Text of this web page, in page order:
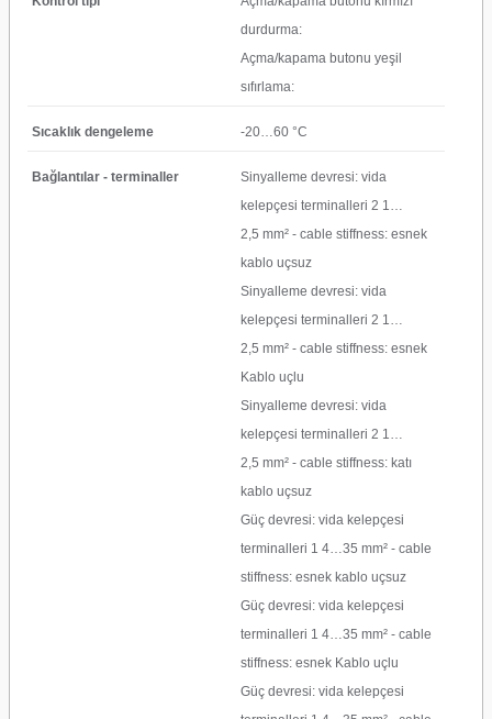
durdurma:
Açma/kapama butonu yeşil
sıfırlama:
Sıcaklık dengeleme -20…60 °C
Bağlantılar - terminaller
Sinyalleme devresi: vida
kelepçesi terminalleri 2 1…
2,5 mm² - cable stiffness: esnek
kablo uçsuz
Sinyalleme devresi: vida
kelepçesi terminalleri 2 1…
2,5 mm² - cable stiffness: esnek
Kablo uçlu
Sinyalleme devresi: vida
kelepçesi terminalleri 2 1…
2,5 mm² - cable stiffness: katı
kablo uçsuz
Güç devresi: vida kelepçesi
terminalleri 1 4…35 mm² - cable
stiffness: esnek kablo uçsuz
Güç devresi: vida kelepçesi
terminalleri 1 4…35 mm² - cable
stiffness: esnek Kablo uçlu
Güç devresi: vida kelepçesi